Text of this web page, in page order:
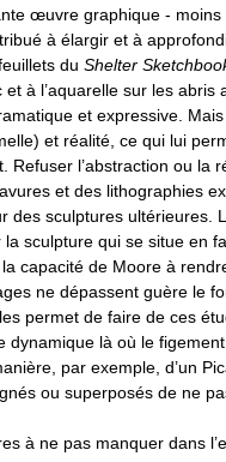
œuvre graphique -
à élargir et à
du Shelter
à l’aquarelle sur les
et expressive.
et réalité, ce qui lui
Refuser l’abstraction ou la
et des lithographies
des sculptures ultérieures.
sculpture qui se situe en
la capacité de Moore à
ne dépassent guère le
permet de faire de ces
dynamique là où le
par exemple, d’un
ou superposés de ne
à ne pas manquer dans